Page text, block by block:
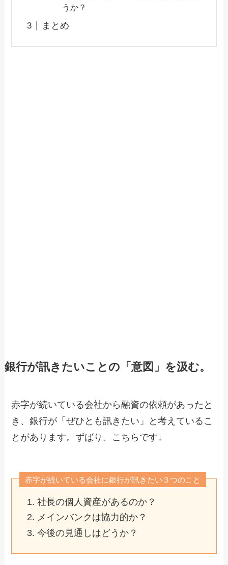
うか？
まとめ
銀行が訊きたいことの「意図」を汲む。
赤字が続いている会社から融資の依頼があったと
き、銀行が「ぜひとも訊きたい」と考えているこ
とがあります。ずばり、こちらです↓
赤字が続いている会社に銀行が訊きたい３つのこと
社長の個人資産があるのか？
メインバンクは協力的か？
今後の見通しはどうか？